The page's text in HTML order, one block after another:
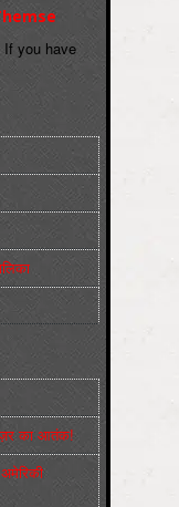
you have
का आतंक!